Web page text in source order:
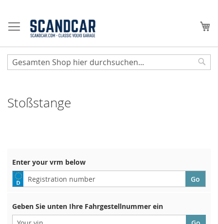
Inhalt
springen
Stoßstange
Enter your vrm below
Geben Sie unten Ihre Fahrgestellnummer ein